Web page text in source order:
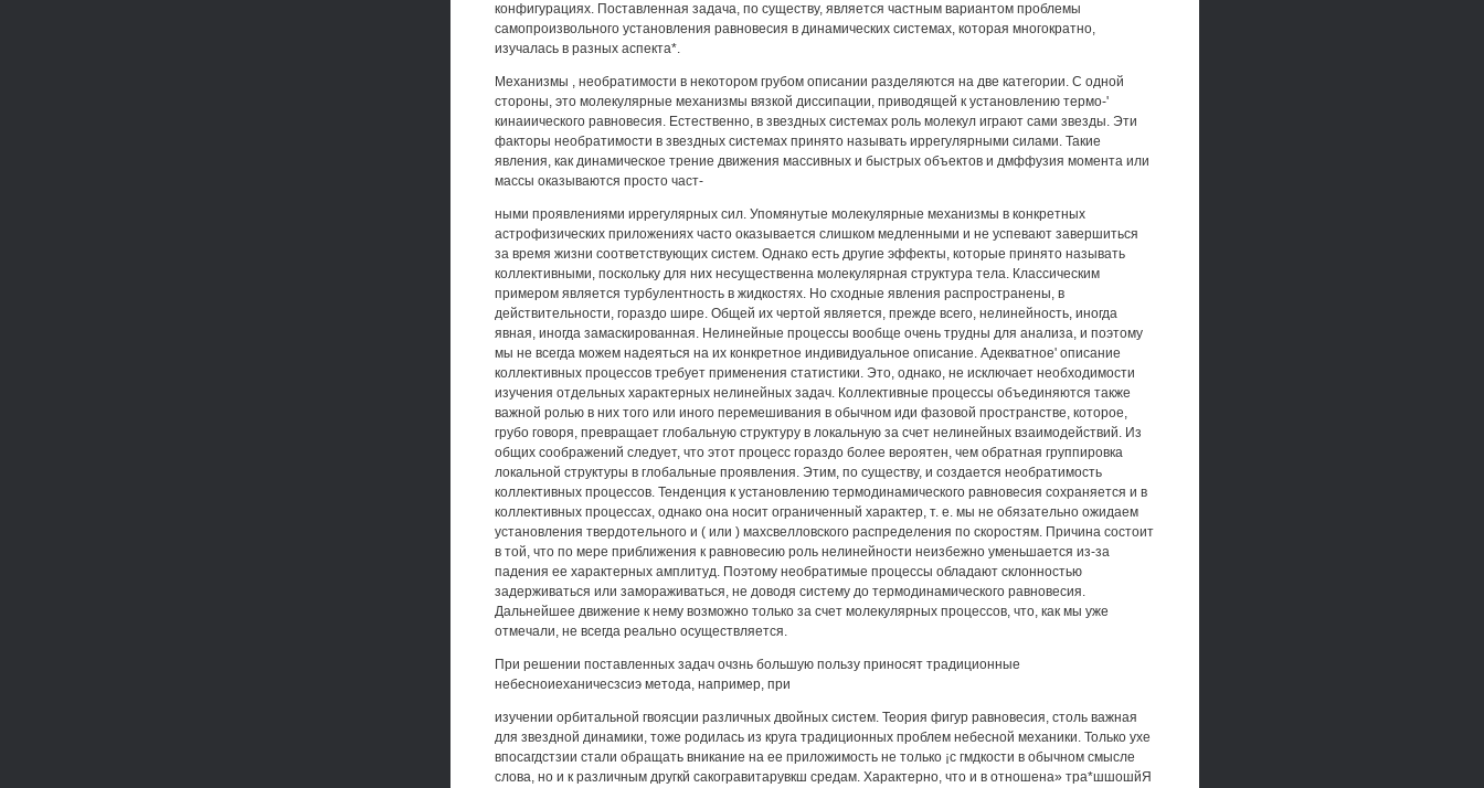
конфигурациях. Поставленная задача, по существу, является частным вариантом проблемы
самопроизвольного установления равновесия в динамических системах, которая многократно,
изучалась в разных аспекта*.
Механизмы , необратимости в некотором грубом описании разделяются на две категории. С одной
стороны, это молекулярные механизмы вязкой диссипации, приводящей к установлению термо-'
кинаиического равновесия. Естественно, в звездных системах роль молекул играют сами звезды. Эти
факторы необратимости в звездных системах принято называть иррегулярными силами. Такие
явления, как динамическое трение движения массивных и быстрых объектов и дмффузия момента или
массы оказываются просто част-
ными проявлениями иррегулярных сил. Упомянутые молекулярные механизмы в конкретных
астрофизических приложениях часто оказывается слишком медленными и не успевают завершиться
за время жизни соответствующих систем. Однако есть другие эффекты, которые принято называть
коллективными, поскольку для них несущественна молекулярная структура тела. Классическим
примером является турбулентность в жидкостях. Но сходные явления распространены, в
действительности, гораздо шире. Общей их чертой является, прежде всего, нелинейность, иногда
явная, иногда замаскированная. Нелинейные процессы вообще очень трудны для анализа, и поэтому
мы не всегда можем надеяться на их конкретное индивидуальное описание. Адекватное' описание
коллективных процессов требует применения статистики. Это, однако, не исключает необходимости
изучения отдельных характерных нелинейных задач. Коллективные процессы объединяются также
важной ролью в них того или иного перемешивания в обычном иди фазовой пространстве, которое,
грубо говоря, превращает глобальную структуру в локальную за счет нелинейных взаимодействий. Из
общих соображений следует, что этот процесс гораздо более вероятен, чем обратная группировка
локальной структуры в глобальные проявления. Этим, по существу, и создается необратимость
коллективных процессов. Тенденция к установлению термодинамического равновесия сохраняется и в
коллективных процессах, однако она носит ограниченный характер, т. е. мы не обязательно ожидаем
установления твердотельного и ( или ) махсвелловского распределения по скоростям. Причина состоит
в той, что по мере приближения к равновесию роль нелинейности неизбежно уменьшается из-за
падения ее характерных амплитуд. Поэтому необратимые процессы обладают склонностью
задерживаться или замораживаться, не доводя систему до термодинамического равновесия.
Дальнейшее движение к нему возможно только за счет молекулярных процессов, что, как мы уже
отмечали, не всегда реально осуществляется.
При решении поставленных задач очзнь большую пользу приносят традиционные
небесноиеханичесзсиэ метода, например, при
изучении орбитальной гвоясции различных двойных систем. Теория фигур равновесия, столь важная
для звездной динамики, тоже родилась из круга традиционных проблем небесной механики. Только ухе
впосагдстзии стали обращать вникание на ее приложимость не только ¡с гмдкости в обычном смысле
слова, но и к различным другкй сакогравитарувкш средам. Характерно, что и в отношена» тра*шшошйЯ